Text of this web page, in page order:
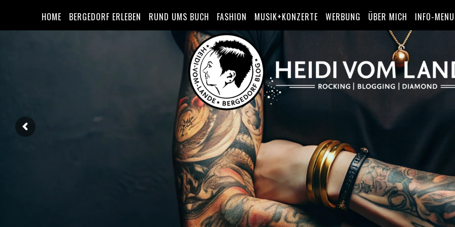
HOME BERGEDORF ERLEBEN RUND UMS BUCH FASHION MUSIK+KONZERTE WERBUNG ÜBER MICH INFO-